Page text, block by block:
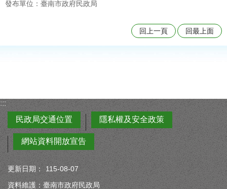
發布單位：臺南市政府民政局
回上一頁 回最上面
:::
民政局交通位置
隱私權及安全政策
網站資料開放宣告
更新日期：
115-08-07
資料維護：臺南市政府民政局